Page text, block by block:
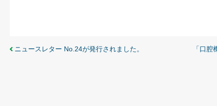
ニュースレター No.24が発行されました。 「口